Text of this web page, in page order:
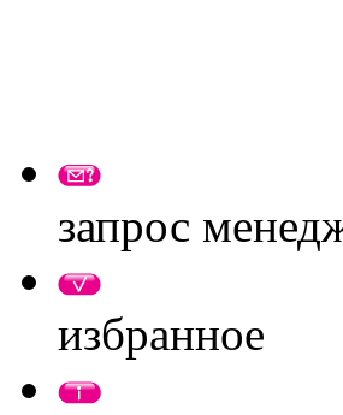
запрос
избранное